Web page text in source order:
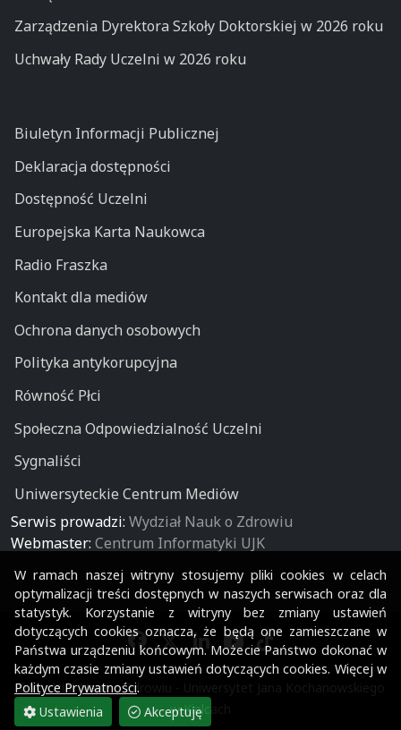
Zarządzenia Dyrektora Szkoły Doktorskiej w 2026 roku
Uchwały Rady Uczelni w 2026 roku
Biuletyn Informacji Publicznej
Deklaracja dostępności
Dostępność Uczelni
Europejska Karta Naukowca
Radio Fraszka
Kontakt dla mediów
Ochrona danych osobowych
Polityka antykorupcyjna
Równość Płci
Społeczna Odpowiedzialność Uczelni
Sygnaliści
Uniwersyteckie Centrum Mediów
Serwis prowadzi: Wydział Nauk o Zdrowiu
Webmaster: Centrum Informatyki UJK
© Wydział Nauk o Zdrowiu - Uniwersytet Jana Kochanowskiego
w Kielcach
W ramach naszej witryny stosujemy pliki cookies w celach
optymalizacji treści dostępnych w naszych serwisach oraz dla
statystyk. Korzystanie z witryny bez zmiany ustawień
dotyczących cookies oznacza, że będą one zamieszczane w
Państwa urządzeniu końcowym. Możecie Państwo dokonać w
każdym czasie zmiany ustawień dotyczących cookies. Więcej w
Polityce Prywatności.
Ustawienia
Akceptuję